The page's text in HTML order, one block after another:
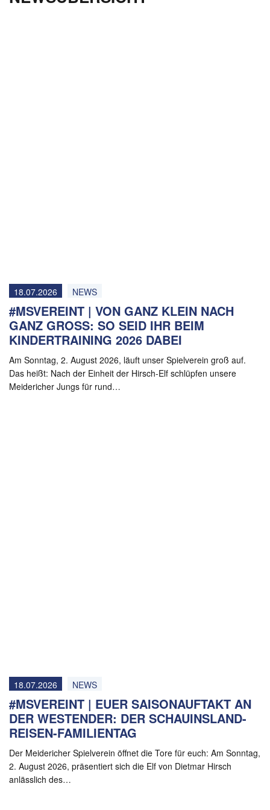
18.07.2026 NEWS
#MSVEREINT | VON GANZ KLEIN NACH
GANZ GROSS: SO SEID IHR BEIM K
INDERTRAINING 2026 DABEI
Am Sonntag, 2. August 2026, läuft unser Spielverein groß auf.
Das heißt: Nach der Einheit der Hirsch-Elf schlüpfen unsere
Meidericher Jungs für rund…
18.07.2026 NEWS
#MSVEREINT | EUER SAISONAUFTAKT AN
DER WESTENDER: DER SCHAUINSLAND-
REISEN-FAMILIENTAG
Der Meidericher Spielverein öffnet die Tore für euch: Am Sonntag,
2. August 2026, präsentiert sich die Elf von Dietmar Hirsch
anlässlich des…